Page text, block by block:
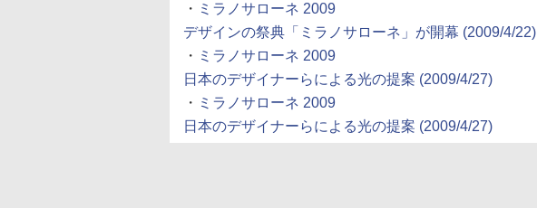
・ ミラノサローネ 2009
デザインの祭典「ミラノサローネ」が開幕 (2009/4/22)
・ ミラノサローネ 2009
日本のデザイナーらによる光の提案 (2009/4/27)
・ ミラノサローネ 2009
日本のデザイナーらによる光の提案 (2009/4/27)